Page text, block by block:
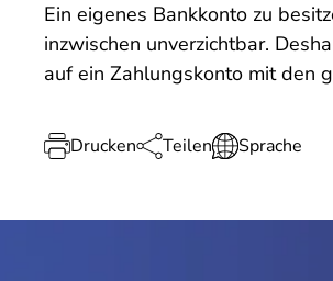
Ein eigenes Bankkonto zu
inzwischen unverzichtbar.
auf ein Zahlungskonto mit den
Drucken Teilen Sprache